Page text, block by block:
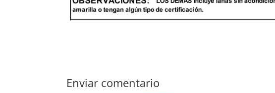
Enviar comentario